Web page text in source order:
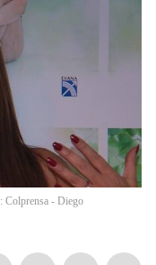
Colprensa - Diego